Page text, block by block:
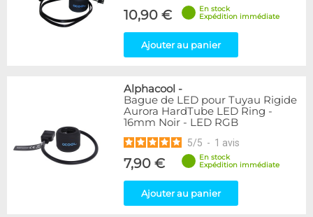
10,90 €
En stock
Expédition immédiate
Ajouter au panier
Alphacool -
Bague de LED pour Tuyau Rigide
Aurora HardTube LED Ring -
16mm Noir - LED RGB
5/5 - 1 avis
7,90 €
En stock
Expédition immédiate
Ajouter au panier